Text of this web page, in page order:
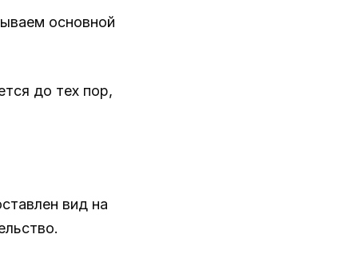
основной
до тех пор,
вид на